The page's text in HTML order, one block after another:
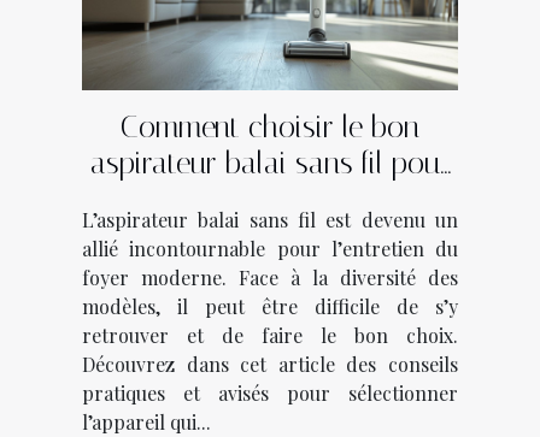
Comment choisir le bon
aspirateur balai sans fil pour
L’aspirateur balai sans fil est devenu un
allié incontournable pour l’entretien du
foyer moderne. Face à la diversité des
modèles, il peut être difficile de s’y
retrouver et de faire le bon choix.
Découvrez dans cet article des conseils
pratiques et avisés pour sélectionner
l’appareil qui...